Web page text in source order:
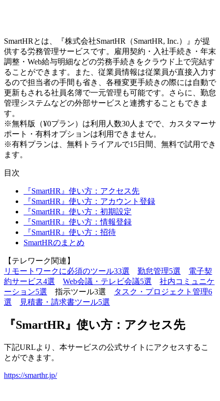
SmartHRとは、『株式会社SmartHR（SmartHR, Inc.）』が提
供する労務管理サービスです。雇用契約・入社手続き・年末
調整・Web給与明細などの労務手続きをクラウド上で完結す
ることができます。また、従業員情報は従業員が直接入力す
るので担当者の手間も省き、各種変更手続きの際には自動で
更新もされる社員名簿で一元管理も可能です。さらに、勤怠
管理システムなどの外部サービスと連携することもできま
す。
※無料版（¥0プラン）は利用人数30人までで、カスタマーサ
ポート・有料オプションは利用できません。
※有料プランは、無料トライアルで15日間、無料で試用でき
ます。
目次
『SmartHR』使い方：アクセス先
『SmartHR』使い方：アカウント登録
『SmartHR』使い方：初期設定
『SmartHR』使い方：情報登録
『SmartHR』使い方：招待
SmartHRのまとめ
【テレワーク関連】
リモートワークに必須のツール33選
勤怠管理5選
電子契
約サービス4選
Web会議・テレビ会議5選
社内コミュニケ
ーション5選 指示ツール3選
タスク・プロジェクト管理6
選
見積書・請求書ツール5選
『SmartHR』使い方：アクセス先
下記URLより、本サービスの公式サイトにアクセスするこ
とができます。
https://smarthr.jp/